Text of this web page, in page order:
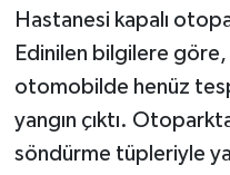
Hastanesi kapalı
Edinilen bilgilere
otomobilde henüz
yangın çıktı.
söndürme tüpleriyle